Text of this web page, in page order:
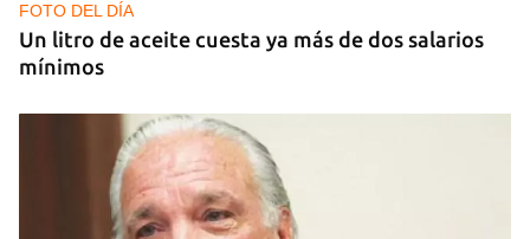
FOTO DEL DÍA
Un litro de aceite cuesta ya más de dos salarios
mínimos